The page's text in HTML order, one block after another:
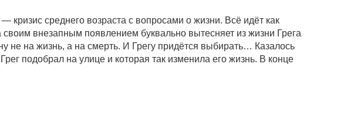
среднего возраста с вопросами о жизни. Всё идёт как
внезапным появлением буквально вытесняет из жизни Грега
на жизнь, а на смерть. И Грегу придётся выбирать… Казалось
подобрал на улице и которая так изменила его жизнь. В конце